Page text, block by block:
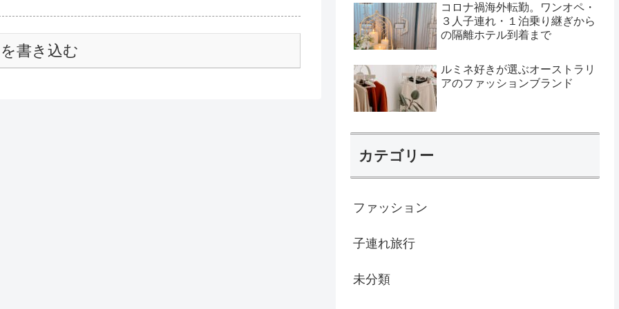
書き込む
コロナ禍海外転勤。ワンオペ・
３人子連れ・１泊乗り継ぎから
の隔離ホテル到着まで
ルミネ好きが選ぶオーストラリ
アのファッションブランド
カテゴリー
ファッション
子連れ旅行
未分類